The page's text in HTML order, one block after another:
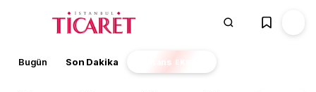
Bugün Son Dakika Finans EKSTRA